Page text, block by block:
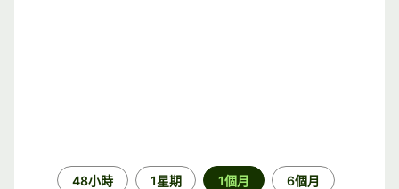
48小時 1星期 1個月 6個月